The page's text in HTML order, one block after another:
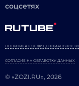
соцсетях
© «ZOZI.RU», 2026
ПОЛИТИКА КОНФИДЕНЦИАЛЬНОСТИ
СОГЛАСИЕ НА ОБРАБОТКУ ДАННЫХ